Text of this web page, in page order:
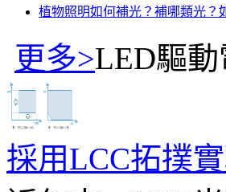
植物照明如何補光？補哪類光？
更多>LED驅
採用LCC拓撲